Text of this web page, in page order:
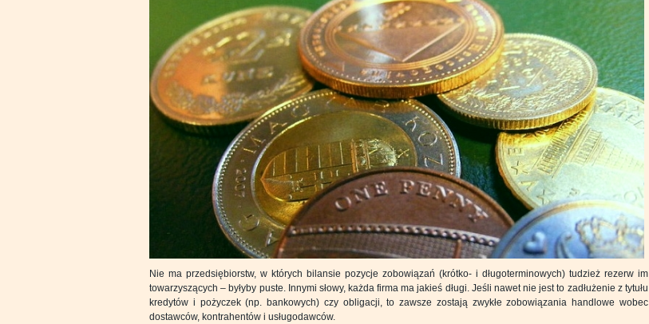
Nie ma przedsiębiorstw, w których bilansie pozycje zobowiązań (krótko- i długoterminowych) tudzież rezerw im
towarzyszących – byłyby puste. Innymi słowy, każda firma ma jakieś długi. Jeśli nawet nie jest to zadłużenie z tytułu
kredytów i pożyczek (np. bankowych) czy obligacji, to zawsze zostają zwykłe zobowiązania handlowe wobec
dostawców, kontrahentów i usługodawców.